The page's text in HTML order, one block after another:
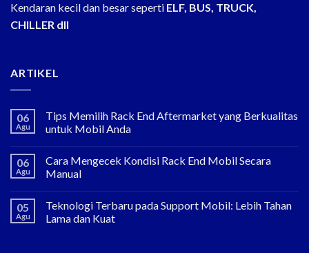
Kendaran kecil dan besar seperti ELF, BUS, TRUCK,
CHILLER dll
ARTIKEL
06
Agu
Tips Memilih Rack End Aftermarket yang Berkualitas
untuk Mobil Anda
06
Agu
Cara Mengecek Kondisi Rack End Mobil Secara
Manual
05
Agu
Teknologi Terbaru pada Support Mobil: Lebih Tahan
Lama dan Kuat